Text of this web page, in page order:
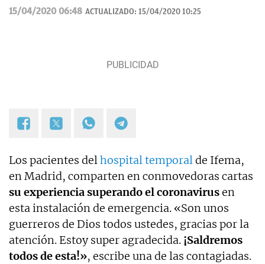
15/04/2020 06:48 ACTUALIZADO: 15/04/2020 10:25
Los pacientes delhospital temporalde Ifema,
en Madrid, comparten en conmovedoras cartas
su experiencia superando el coronavirusen
esta instalación de emergencia. «Son unos
guerreros de Dios todos ustedes, gracias por la
atención. Estoy super agradecida. ¡Saldremos
todos de esta!», escribe una de las contagiadas.